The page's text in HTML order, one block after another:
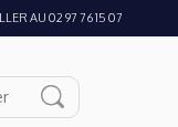
AU 02 97 76 15 07